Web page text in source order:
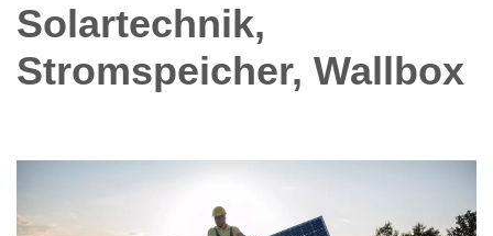
Solartechnik,
Stromspeicher, Wallbox